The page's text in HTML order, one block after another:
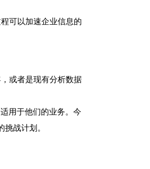
可以加速企业信息的
或者是现有分析数据
用于他们的业务。今
战计划。